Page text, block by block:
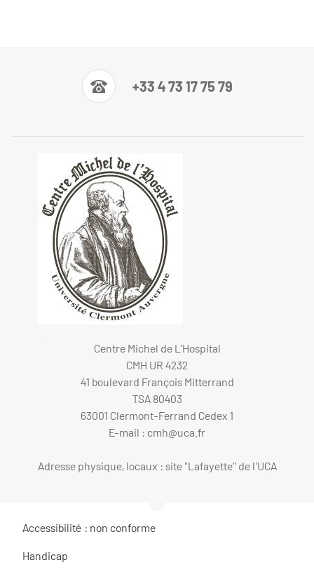
+33 4 73 17 75 79
Centre Michel de L'Hospital
CMH UR 4232
41 boulevard François Mitterrand
TSA 80403
63001 Clermont-Ferrand Cedex 1
E-mail : cmh@uca.fr
Adresse physique, locaux : site "Lafayette" de l'UCA
Accessibilité : non conforme
Handicap